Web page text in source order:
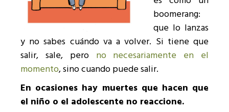
boomerang:
que lo lanzas
y no sabes cuándo va a volver. Si tiene que
salir, sale, pero no necesariamente en el
momento, sino cuando puede salir.
En ocasiones hay muertes que hacen que
el niño o el adolescente no reaccione.